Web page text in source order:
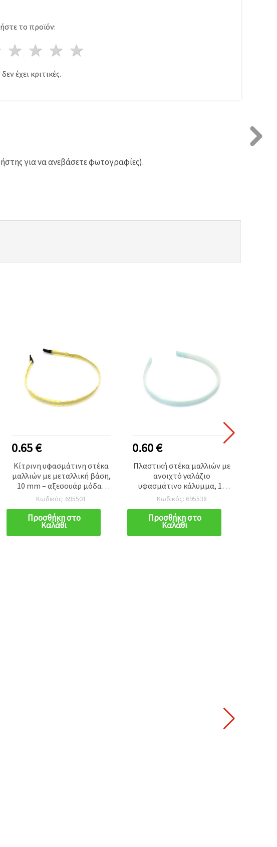
το προϊόν:
4 Αστέρια
3 Αστέρια
2 Αστέρια
1 Αστέρι
έχει κριτικές.
για να ανεβάσετε φωτογραφίες).
0.65 €
Κίτρινη υφασμάτινη στέκα
μαλλιών με μεταλλική βάση,
10 mm – αξεσουάρ μόδας
για κορίτσια και γυναίκες
Κωδικός: 695501
Προσθήκη στο
Καλάθι
0.60 €
Πλαστική στέκα μαλλιών με
ανοιχτό γαλάζιο
υφασμάτινο κάλυμμα, 10
mm – αξεσουάρ μαλλιών για
κορίτσια και γυναίκες
Κωδικός: 695538
Προσθήκη στο
Καλάθι